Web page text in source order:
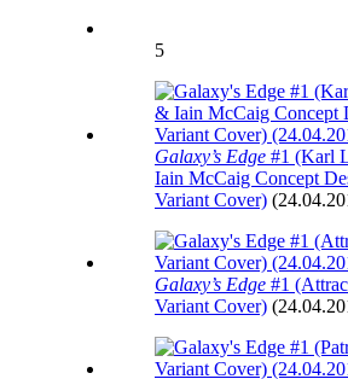
5
Galaxy’s Edge #1 (Karl
Iain McCaig Concept
Variant Cover)
Galaxy’s Edge #1
Variant Cover)